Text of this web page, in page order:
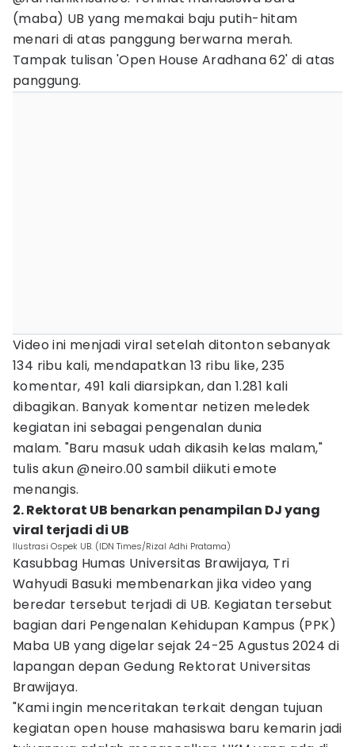
(maba) UB yang memakai baju putih-hitam
menari di atas panggung berwarna merah.
Tampak tulisan 'Open House Aradhana 62' di atas
panggung.
Video ini menjadi viral setelah ditonton sebanyak
134 ribu kali, mendapatkan 13 ribu like, 235
komentar, 491 kali diarsipkan, dan 1.281 kali
dibagikan. Banyak komentar netizen meledek
kegiatan ini sebagai pengenalan dunia
malam. "Baru masuk udah dikasih kelas malam,"
tulis akun @neiro.00 sambil diikuti emote
menangis.
2. Rektorat UB benarkan penampilan DJ yang
viral terjadi di UB
Ilustrasi Ospek UB. (IDN Times/Rizal Adhi Pratama)
Kasubbag Humas Universitas Brawijaya, Tri
Wahyudi Basuki membenarkan jika video yang
beredar tersebut terjadi di UB. Kegiatan tersebut
bagian dari Pengenalan Kehidupan Kampus (PPK)
Maba UB yang digelar sejak 24-25 Agustus 2024 di
lapangan depan Gedung Rektorat Universitas
Brawijaya.
"Kami ingin menceritakan terkait dengan tujuan
kegiatan open house mahasiswa baru kemarin jadi